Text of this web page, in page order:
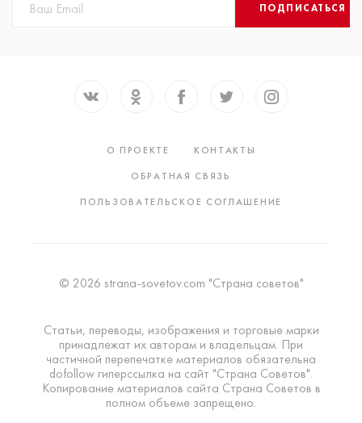
ПОДПИСАТЬСЯ
О ПРОЕКТЕ
КОНТАКТЫ
ОБРАТНАЯ СВЯЗЬ
ПОЛЬЗОВАТЕЛЬСКОЕ СОГЛАШЕНИЕ
© 2026 strana-sovetov.com "Страна советов"
Статьи, переводы, изображения и торговые марки
принадлежат их авторам и владельцам. При
частичной перепечатке материалов обязательна
dofollow гиперссылка на сайт "Страна Советов".
Копирование материалов сайта Страна Советов в
полном объеме запрещено.